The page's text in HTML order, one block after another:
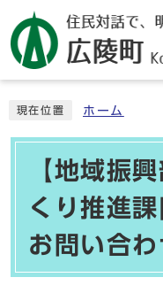
現在位置 ホーム
【地域振
くり推進
お問い合わ